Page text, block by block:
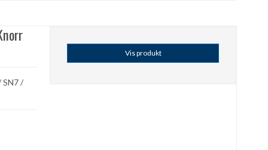
SN7 /
Vis produkt